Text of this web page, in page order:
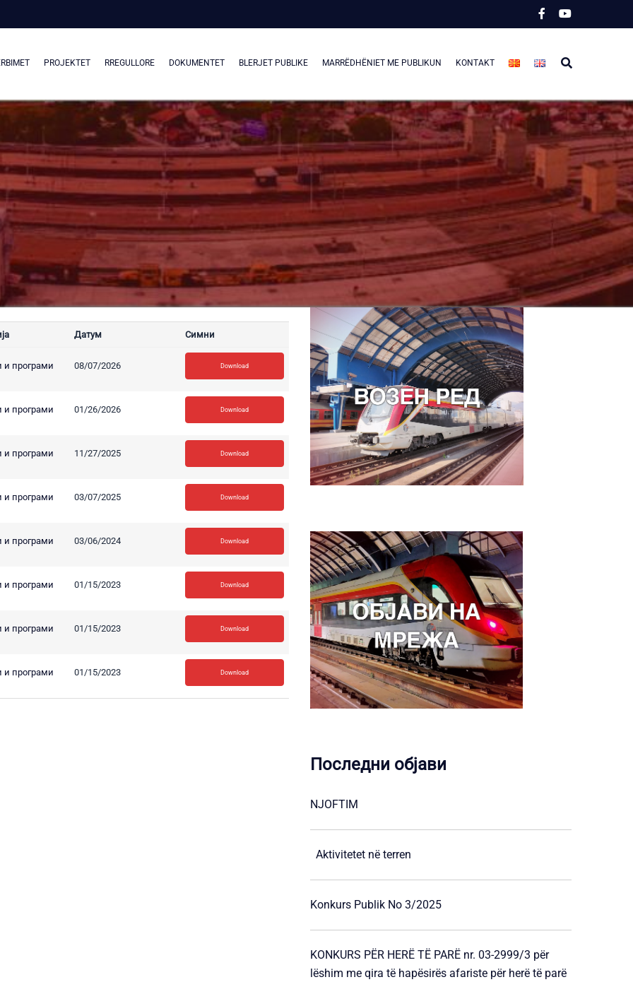
PROJEKTET RREGULLORE DOKUMENTET BLERJET PUBLIKE MARRËDHËNIET ME PUBLIKUN KONTAKT
Датум Симни
и програми 08/07/2026 Download
и програми 01/26/2026 Download
и програми 11/27/2025 Download
и програми 03/07/2025 Download
и програми 03/06/2024 Download
и програми 01/15/2023 Download
и програми 01/15/2023 Download
и програми 01/15/2023 Download
Последни објави
NJOFTIM
Aktivitetet në terren
Konkurs Publik No 3/2025
KONKURS PËR HERË TË PARË nr. 03-2999/3 për
lëshim me qira të hapësirës afariste për herë të parë